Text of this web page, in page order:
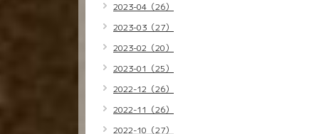
2023-04（26）
2023-03（27）
2023-02（20）
2023-01（25）
2022-12（26）
2022-11（26）
2022-10（27）